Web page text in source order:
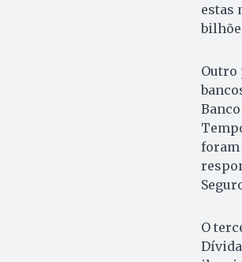
estas
Outro
foram
O